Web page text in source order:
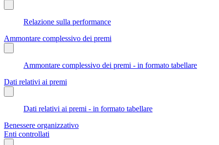
Relazione sulla performance
Ammontare complessivo dei premi
Ammontare complessivo dei premi - in formato tabellare
Dati relativi ai premi
Dati relativi ai premi - in formato tabellare
Benessere organizzativo
Enti controllati